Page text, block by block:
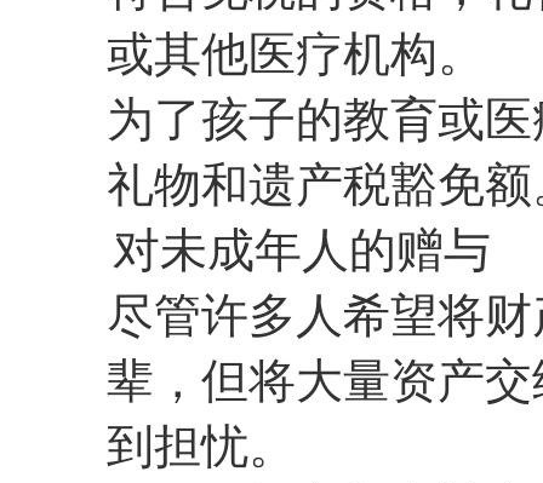
或其他医疗机构。
为了孩子的教育或
礼物和遗产税豁免额
对未成年人的赠与
尽管许多人希望将
辈，但将大量资产
到担忧。